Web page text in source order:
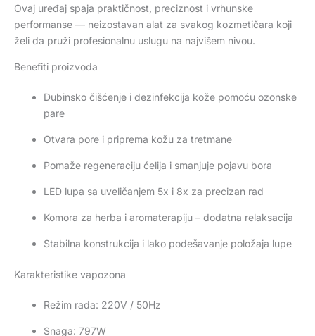
Ovaj uređaj spaja praktičnost, preciznost i vrhunske
performanse — neizostavan alat za svakog kozmetičara koji
želi da pruži profesionalnu uslugu na najvišem nivou.
Benefiti proizvoda
Dubinsko čišćenje i dezinfekcija kože pomoću ozonske
pare
Otvara pore i priprema kožu za tretmane
Pomaže regeneraciju ćelija i smanjuje pojavu bora
LED lupa sa uveličanjem 5x i 8x za precizan rad
Komora za herba i aromaterapiju – dodatna relaksacija
Stabilna konstrukcija i lako podešavanje položaja lupe
Karakteristike vapozona
Režim rada: 220V / 50Hz
Snaga: 797W